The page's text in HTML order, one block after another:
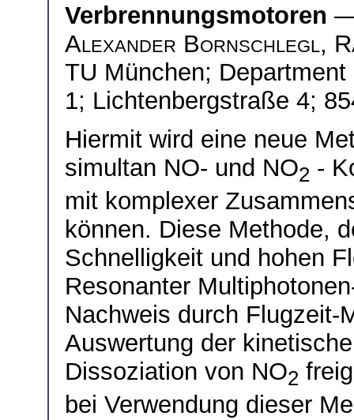
Verbrennungsmotoren
Alexander Bornschlegl,
TU München;
1; Lichtenbergstraße 4;
Hiermit wird eine neue
simultan NO- und NO2 -
mit komplexer
können. Diese Methode,
Schnelligkeit und hohen
Resonanter
Nachweis durch Flugzeit-
Auswertung der
Dissoziation von NO2
bei Verwendung dieser